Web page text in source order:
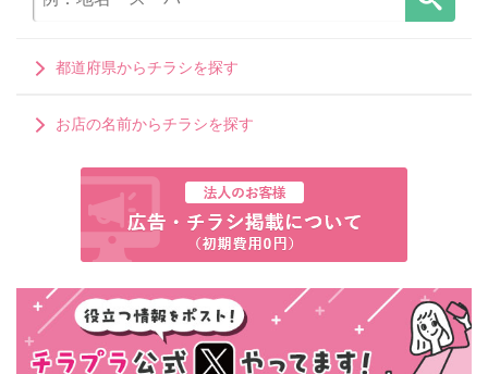
都道府県からチラシを探す
お店の名前からチラシを探す